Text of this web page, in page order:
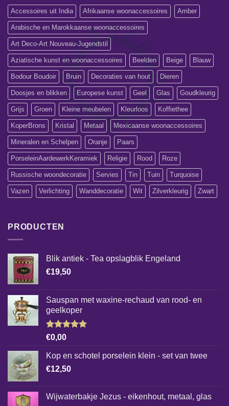
Accessoires uit India Afrikaanse woonaccessoires Amber
Arabische en Marokkaanse woonaccessoires
Art Deco-Art Nouveau-Jugendstil
Aziatische kunst en woonaccessoires Beelden Beige Blauw
Bodour Boudoir Bruin Decoraties van hout Dieren
Doosjes en blikken Europese kunst Geel Glas Goudkleurig
Grijs Groen Kleine meubelen Kleurloos Koffiethee
KoperBrons Kristal Metaal Mexicaanse woonaccessoires
Mineralen en Schelpen Oranje Paars
PorseleinAardewerkKeramiek Religie Rood Roze
Russische woondecoratie Servies Tin Tuin Turquoise
Vazen Verlichting Wanddecoratie Wit Zilverkleurig Zwart
PRODUCTEN
Blik antiek - Tea opslagblik Engeland
€19,50
Sauspan met waxine-rechaud van rood- en
geelkoper
Gewaardeerd
5.00
€0,00
Kop en schotel porselein klein - set van twee
€12,50
Wijwaterbakje Jezus - eikenhout, metaal, glas